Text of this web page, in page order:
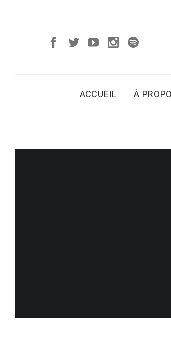
ACCUEIL À